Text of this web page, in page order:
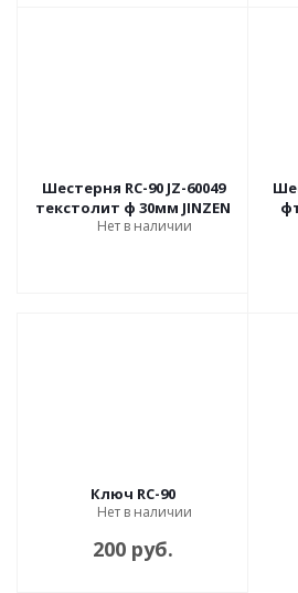
Шестерня RC-90 JZ-60049
текстолит ф 30мм JINZEN
Нет в наличии
Ключ RC-90
Нет в наличии
200 руб.